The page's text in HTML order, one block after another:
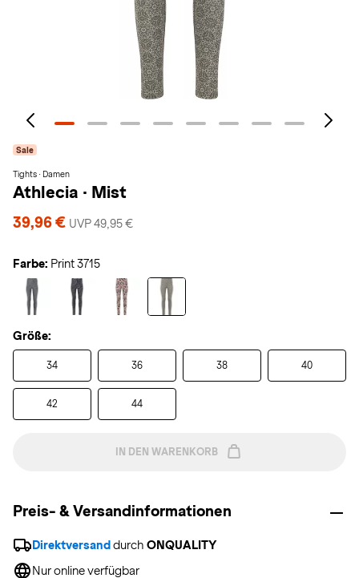
Sale
Tights · Damen
Athlecia · Mist
39,96 € UVP 49,95 €
Farbe: Print 3715
Größe:
34 36 38 40
42 44
IN DEN WARENKORB
Preis- & Versandinformationen
Direktversand durch ONQUALITY
Nur online verfügbar